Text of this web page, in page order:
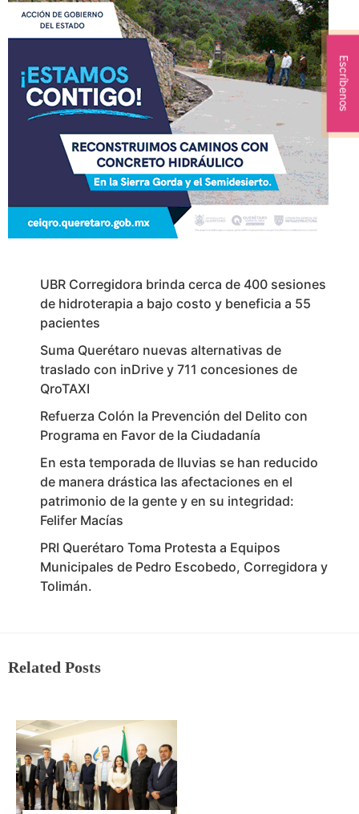
UBR Corregidora brinda cerca de 400 sesiones
de hidroterapia a bajo costo y beneficia a 55
pacientes
Suma Querétaro nuevas alternativas de
traslado con inDrive y 711 concesiones de
QroTAXI
Refuerza Colón la Prevención del Delito con
Programa en Favor de la Ciudadanía
En esta temporada de lluvias se han reducido
de manera drástica las afectaciones en el
patrimonio de la gente y en su integridad:
Felifer Macías
PRI Querétaro Toma Protesta a Equipos
Municipales de Pedro Escobedo, Corregidora y
Tolimán.
Related Posts
Escríbenos